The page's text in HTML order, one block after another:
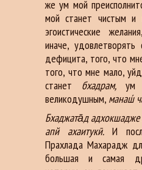
же ум мой
мой станет чистым и
эгоистические
иначе, удовлетворять
дефицита, того, что
того, что мне мало,
станет бхадрам, ум
великодушным, манаш́
Бхаджата̄д
апй ахаитукӣ. И
Прахлада Махарадж
большая и самая